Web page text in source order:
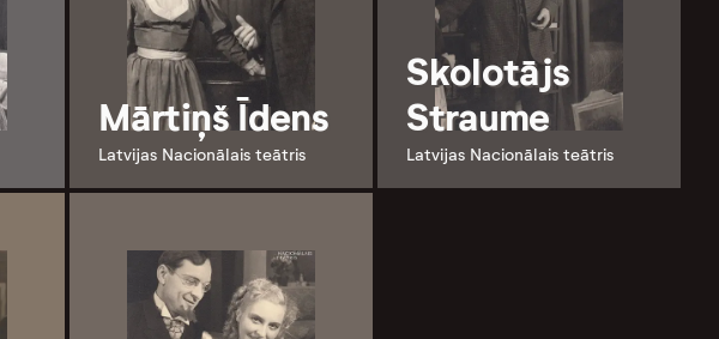
Mārtiņš Īdens
Latvijas Nacionālais teātris
Skolotājs
Straume
Latvijas Nacionālais teātris